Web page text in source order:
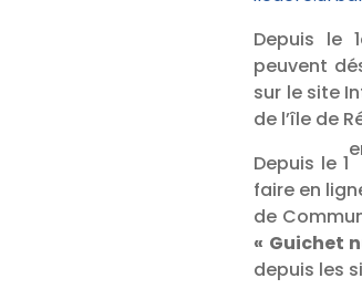
Depuis le
peuvent
sur le site
de l’île de
Depuis le 1
faire en
de
« Guichet
depuis les